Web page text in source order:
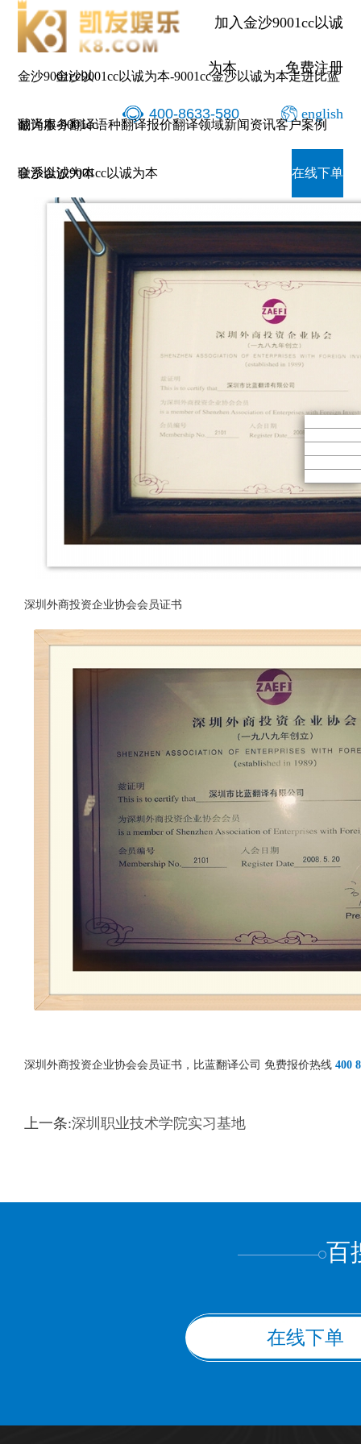
加入金沙9001cc以诚
为本 免费注册
400-8633-580 english
金沙9001cc以
诚为本-9001cc
金沙以诚为本
金沙9001cc以诚为本-9001cc金沙以诚为本走进比蓝
翻译服务翻译语种翻译报价翻译领域新闻资讯客户案例
联系金沙9001cc以诚为本 在线下单
深圳
深圳外商投资企业协会会员证书
深圳外商投资企业协会会员证书
深圳外商投资企业协会会员证书，比蓝翻译公司 免费报价热线 400
上一条:深圳职业技术学院实习基地
百
在线下单